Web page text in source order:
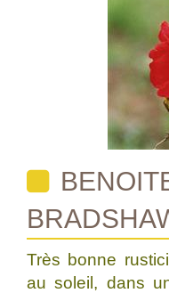
Très bonne
au soleil, dans